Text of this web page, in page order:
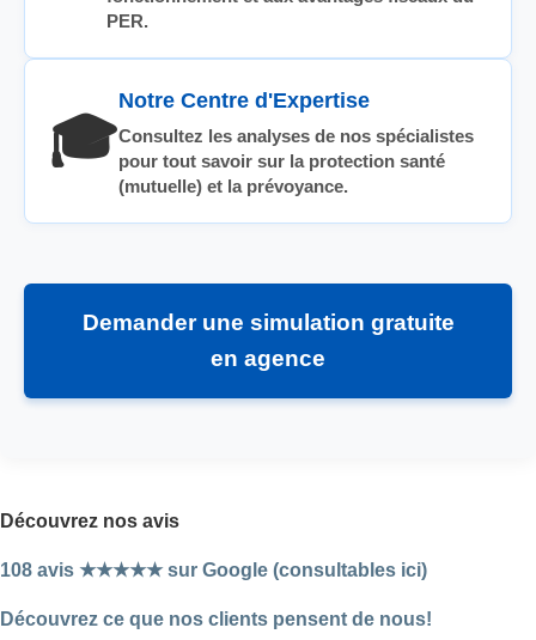
PER.
🎓
Notre Centre d'Expertise
Consultez les analyses de nos spécialistes
pour tout savoir sur la protection santé
(mutuelle) et la prévoyance.
Demander une simulation gratuite
en agence
Découvrez nos avis
108 avis ★★★★★ sur Google (consultables ici)
Découvrez ce que nos clients pensent de nous!